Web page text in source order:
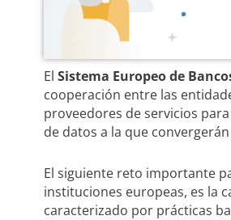
El Sistema Europeo de
cooperación entre las
proveedores de servicios
de datos a la que
El siguiente reto importante
instituciones europeas, es la
caracterizado por prácticas